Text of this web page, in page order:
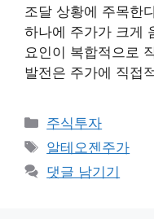
조달 상황에 주목한
하나에 주가가 크게
요인이 복합적으로
발전은 주가에 직접
카
테
리
주식투자
태
그
알테오젠주가
댓글 남기기